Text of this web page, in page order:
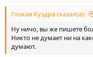
Глокая Куздра сказал(а):
Ну ничо, вы же пишете
Никто не думает ни на
думают.